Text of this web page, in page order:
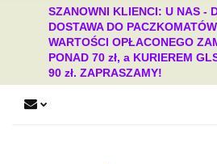
SZANOWNI KLIENCI: U NAS -
DOSTAWA DO
WARTOŚCI OPŁACONEGO
PONAD 70 zł, a KURIEREM
90 zł. ZAPRASZAMY!